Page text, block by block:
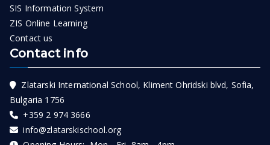
SIS Information System
ZIS Online Learning
Contact us
Contact info
Zlatarski International School, Kliment Ohridski blvd, Sofia,
Bulgaria 1756
+359 2 974 3666
info@zlatarskischool.org